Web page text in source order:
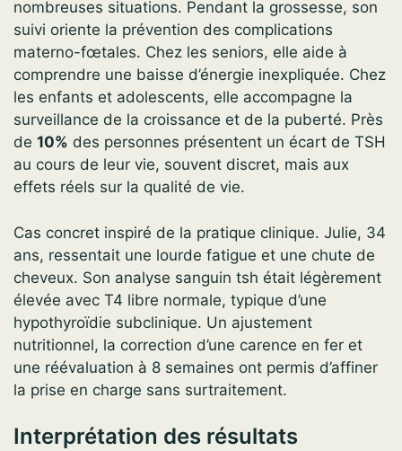
nombreuses situations. Pendant la grossesse, son
suivi oriente la prévention des complications
materno-fœtales. Chez les seniors, elle aide à
comprendre une baisse d’énergie inexpliquée. Chez
les enfants et adolescents, elle accompagne la
surveillance de la croissance et de la puberté. Près
de 10% des personnes présentent un écart de TSH
au cours de leur vie, souvent discret, mais aux
effets réels sur la qualité de vie.
Cas concret inspiré de la pratique clinique. Julie, 34
ans, ressentait une lourde fatigue et une chute de
cheveux. Son analyse sanguin tsh était légèrement
élevée avec T4 libre normale, typique d’une
hypothyroïdie subclinique. Un ajustement
nutritionnel, la correction d’une carence en fer et
une réévaluation à 8 semaines ont permis d’affiner
la prise en charge sans surtraitement.
Interprétation des résultats